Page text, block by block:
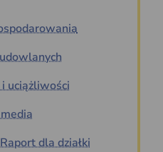
uciążliwości
dla działki